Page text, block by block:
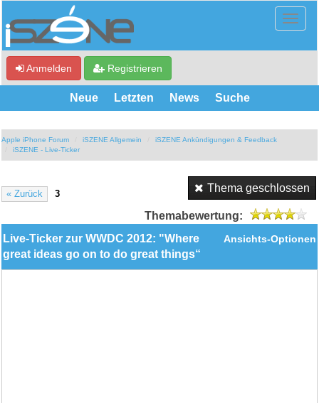
Anmelden Registrieren
Neue Letzten News Suche
Apple iPhone Forum iSZENE Allgemein
iSZENE Ankündigungen & Feedback
iSZENE - Live-Ticker
« Zurück 3 Thema geschlossen
Themabewertung:
Ansichts-Optionen
Live-Ticker zur WWDC 2012: "Where
great ideas go on to do great things“